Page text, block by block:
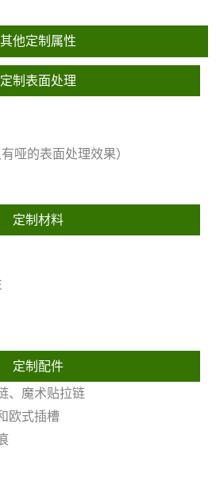
其他定制属性
定制表面处理
哑的表面处理效果）
定制材料
定制配件
、魔术贴拉链
欧式插槽